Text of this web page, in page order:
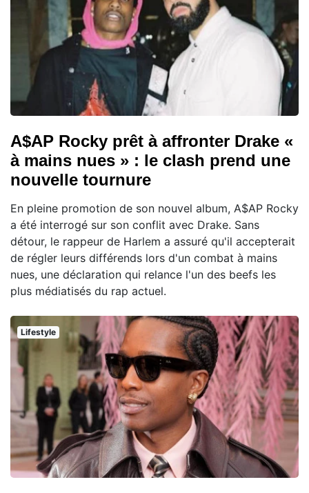
A$AP Rocky prêt à affronter Drake «
à mains nues » : le clash prend une
nouvelle tournure
En pleine promotion de son nouvel album, A$AP Rocky
a été interrogé sur son conflit avec Drake. Sans
détour, le rappeur de Harlem a assuré qu'il accepterait
de régler leurs différends lors d'un combat à mains
nues, une déclaration qui relance l'un des beefs les
plus médiatisés du rap actuel.
Lifestyle